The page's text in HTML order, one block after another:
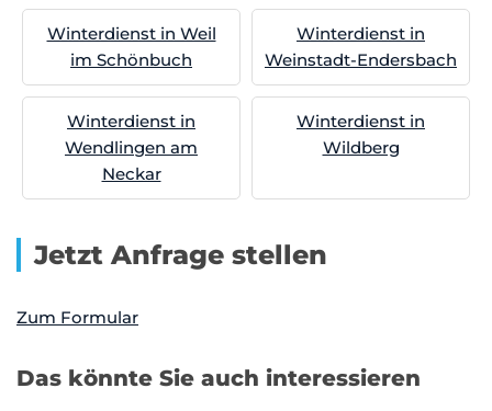
Winterdienst in Weil
im Schönbuch
Winterdienst in
Weinstadt-Endersbach
Winterdienst in
Wendlingen am
Neckar
Winterdienst in
Wildberg
Jetzt Anfrage stellen
Zum Formular
Das könnte Sie auch interessieren